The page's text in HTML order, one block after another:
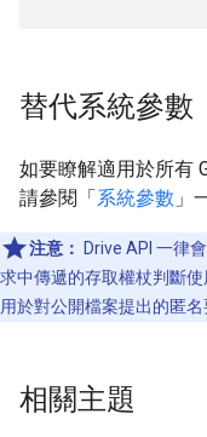
替代系統參數
如要瞭解適用於所有
請參閱「系統參數 」
注意：
Drive API 一律
求中傳遞的存取權杖判斷使
用於對公開檔案提出的匿名
相關主題